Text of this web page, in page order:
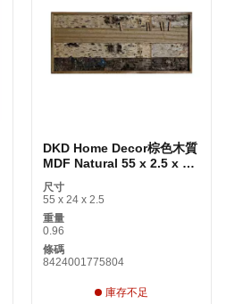
DKD Home Decor棕色木質
MDF Natural 55 x 2.5 x 24
cm （12件）
尺寸
55 x 24 x 2.5
重量
0.96
條碼
8424001775804
庫存不足